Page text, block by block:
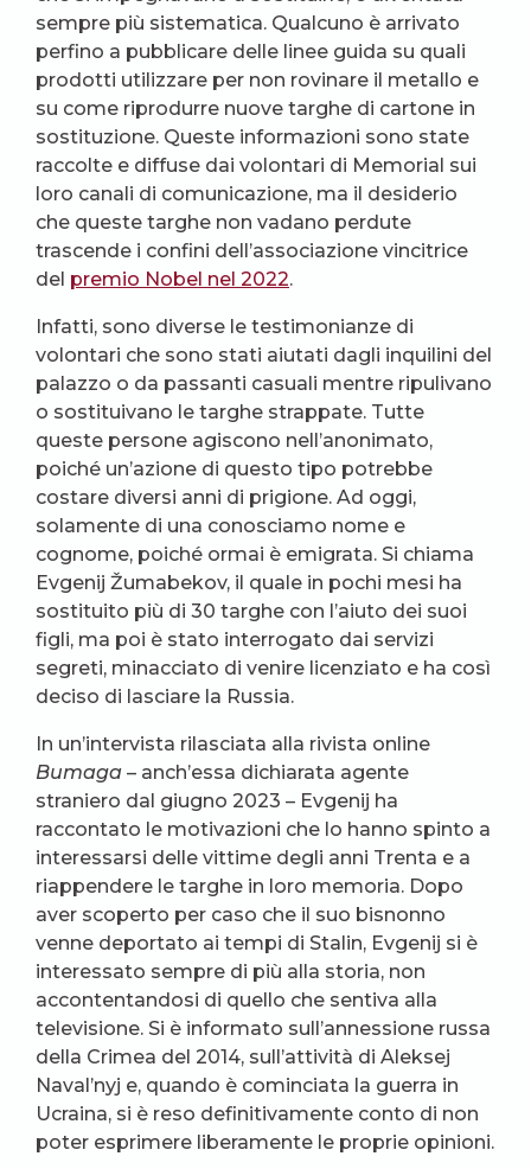
sempre più sistematica. Qualcuno è arrivato
perfino a pubblicare delle linee guida su quali
prodotti utilizzare per non rovinare il metallo e
su come riprodurre nuove targhe di cartone in
sostituzione. Queste informazioni sono state
raccolte e diffuse dai volontari di Memorial sui
loro canali di comunicazione, ma il desiderio
che queste targhe non vadano perdute
trascende i confini dell’associazione vincitrice
del premio Nobel nel 2022.
Infatti, sono diverse le testimonianze di
volontari che sono stati aiutati dagli inquilini del
palazzo o da passanti casuali mentre ripulivano
o sostituivano le targhe strappate. Tutte
queste persone agiscono nell’anonimato,
poiché un’azione di questo tipo potrebbe
costare diversi anni di prigione. Ad oggi,
solamente di una conosciamo nome e
cognome, poiché ormai è emigrata. Si chiama
Evgenij Žumabekov, il quale in pochi mesi ha
sostituito più di 30 targhe con l’aiuto dei suoi
figli, ma poi è stato interrogato dai servizi
segreti, minacciato di venire licenziato e ha così
deciso di lasciare la Russia.
In un’intervista rilasciata alla rivista online
Bumaga – anch’essa dichiarata agente
straniero dal giugno 2023 – Evgenij ha
raccontato le motivazioni che lo hanno spinto a
interessarsi delle vittime degli anni Trenta e a
riappendere le targhe in loro memoria. Dopo
aver scoperto per caso che il suo bisnonno
venne deportato ai tempi di Stalin, Evgenij si è
interessato sempre di più alla storia, non
accontentandosi di quello che sentiva alla
televisione. Si è informato sull’annessione russa
della Crimea del 2014, sull’attività di Aleksej
Naval’nyj e, quando è cominciata la guerra in
Ucraina, si è reso definitivamente conto di non
poter esprimere liberamente le proprie opinioni.